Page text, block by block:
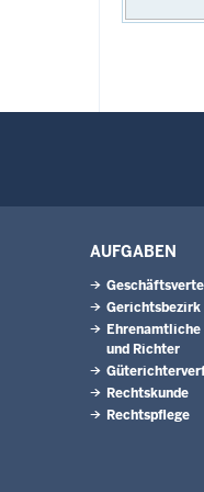
AUFGABEN
Gerichtsbezirk
und Richter
Rechtskunde
Rechtspflege